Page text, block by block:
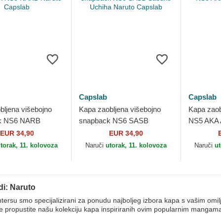
višebojno
NS6 NARB
EUR 34,90
11. kolovoza
Capslab
Kapa zaobljena višebojno
snapback NS6 SASB
Sasuke Uchiha Naruto
Capslab
EUR 34,90
Naruči utorak, 11. kolovoza
Capslab
Kapa
NS5
Naruči
Naruto
smo specijalizirani za ponudu najboljeg izbora kapa s vašim
propustite našu kolekciju kapa inspiriranih ovim popularnim